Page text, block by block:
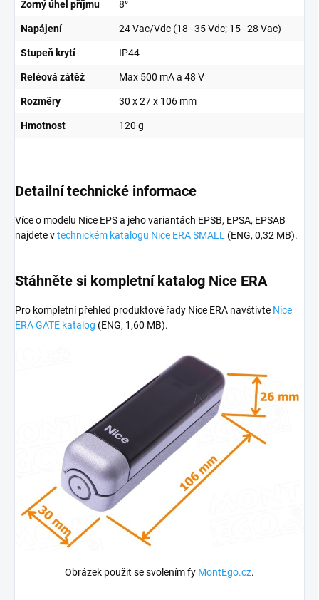
Zorný úhel příjmu 8°
Napájení 24 Vac/Vdc (18–35 Vdc; 15–28 Vac)
Stupeň krytí IP44
Reléová zátěž Max 500 mA a 48 V
Rozměry 30 x 27 x 106 mm
Hmotnost 120 g
Detailní technické informace
Více o modelu Nice EPS a jeho variantách EPSB, EPSA, EPSAB
najdete vtechnickém katalogu Nice ERA SMALL (ENG, 0,32 MB).
Stáhněte si kompletní katalog Nice ERA
Pro kompletní přehled produktové řady Nice ERA navštivte Nice
ERA GATE katalog (ENG, 1,60 MB).
Obrázek použit se svolením fy MontEgo.cz.